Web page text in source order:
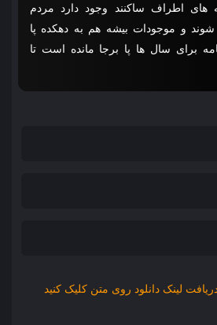
های اطراف ساکنند وجود دارد مردم
و موجودات بیشه هم به دهکده پا
برای سال‌ ها پا برجا مانده است تا
لینک دانلود روی متن کلیک کنید